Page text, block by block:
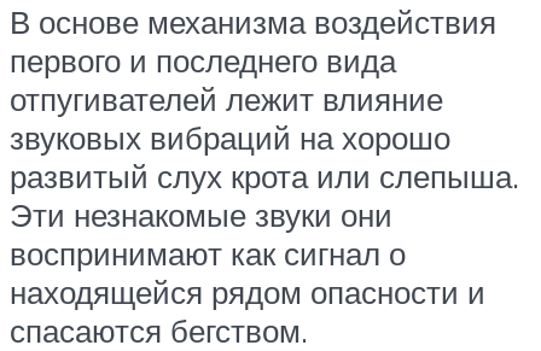
В основе механизма воздействия
первого и последнего вида
отпугивателей лежит влияние
звуковых вибраций на хорошо
развитый слух крота или слепыша.
Эти незнакомые звуки они
воспринимают как сигнал о
находящейся рядом опасности и
спасаются бегством.